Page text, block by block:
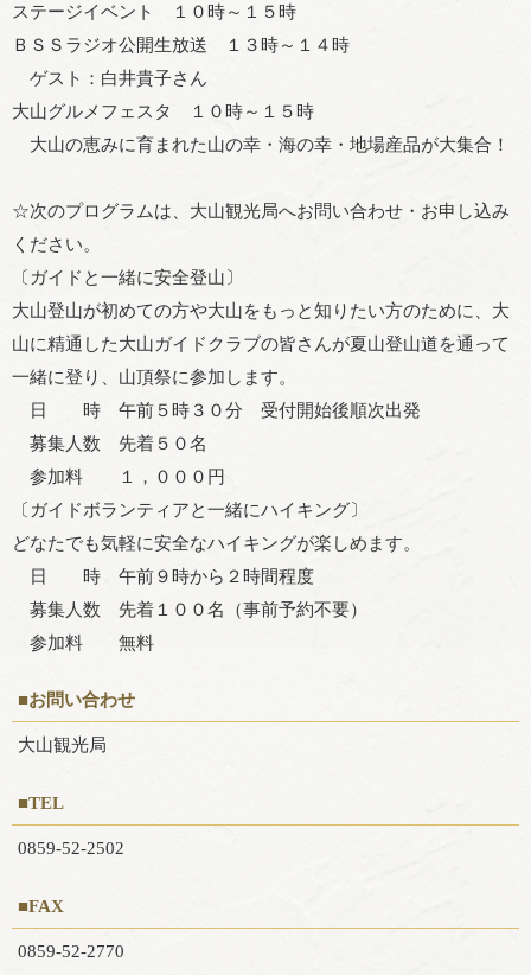
ステージイベント １０時～１５時
ＢＳＳラジオ公開生放送 １３時～１４時
ゲスト：白井貴子さん
大山グルメフェスタ １０時～１５時
大山の恵みに育まれた山の幸・海の幸・地場産品が大集合！
☆次のプログラムは、大山観光局へお問い合わせ・お申し込み
ください。
〔ガイドと一緒に安全登山〕
大山登山が初めての方や大山をもっと知りたい方のために、大
山に精通した大山ガイドクラブの皆さんが夏山登山道を通って
一緒に登り、山頂祭に参加します。
日 時 午前５時３０分 受付開始後順次出発
募集人数 先着５０名
参加料 １，０００円
〔ガイドボランティアと一緒にハイキング〕
どなたでも気軽に安全なハイキングが楽しめます。
日 時 午前９時から２時間程度
募集人数 先着１００名（事前予約不要）
参加料 無料
■お問い合わせ
大山観光局
■TEL
0859-52-2502
■FAX
0859-52-2770